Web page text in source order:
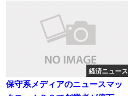
経済ニュース
保守系メディアのニュースマッ